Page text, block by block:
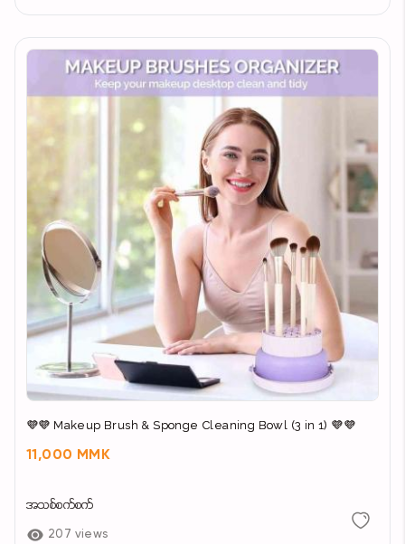
💜💜 Makeup Brush & Sponge Cleaning Bowl (3 in 1) 💜💜
11,000 MMK
အသစ်စက်စက်
207 views